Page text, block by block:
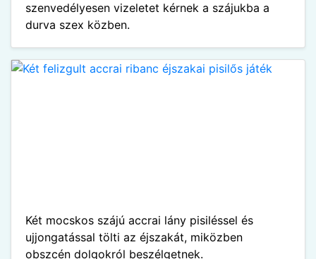
szenvedélyesen vizeletet kérnek a szájukba a
durva szex közben.
Két mocskos szájú accrai lány pisiléssel és
ujjongatással tölti az éjszakát, miközben
obszcén dolgokról beszélgetnek.